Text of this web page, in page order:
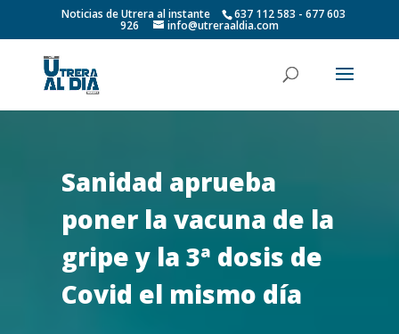
Noticias de Utrera al instante 637 112 583 - 677 603
926 info@utreraaldia.com
Sanidad aprueba
poner la vacuna de la
gripe y la 3ª dosis de
Covid el mismo día